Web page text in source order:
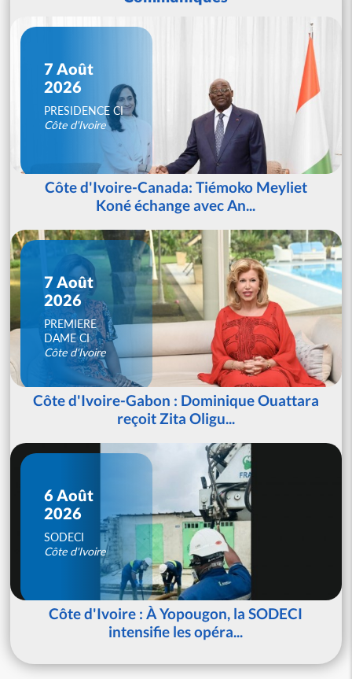
7 Août
2026
PRESIDENCE CI
Côte d'Ivoire
Côte d'Ivoire-Canada: Tiémoko Meyliet
Koné échange avec An...
7 Août
2026
PREMIERE
DAME CI
Côte d'Ivoire
Côte d'Ivoire-Gabon : Dominique Ouattara
reçoit Zita Oligu...
6 Août
2026
SODECI
Côte d'Ivoire
Côte d'Ivoire : À Yopougon, la SODECI
intensifie les opéra...